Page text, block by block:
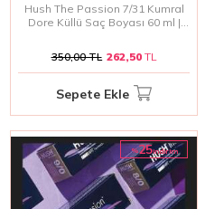
Hush The Passion 7/31 Kumral
Dore Küllü Saç Boyası 60 ml |
350,00TL 262,50TL
Sepete Ekle
%25i̇ndirim